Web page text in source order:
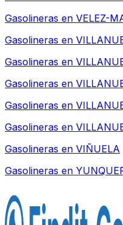
Gasolineras en VELEZ-
Gasolineras en
Gasolineras en
Gasolineras en
Gasolineras en
Gasolineras en
Gasolineras en VIÑUELA
Gasolineras en